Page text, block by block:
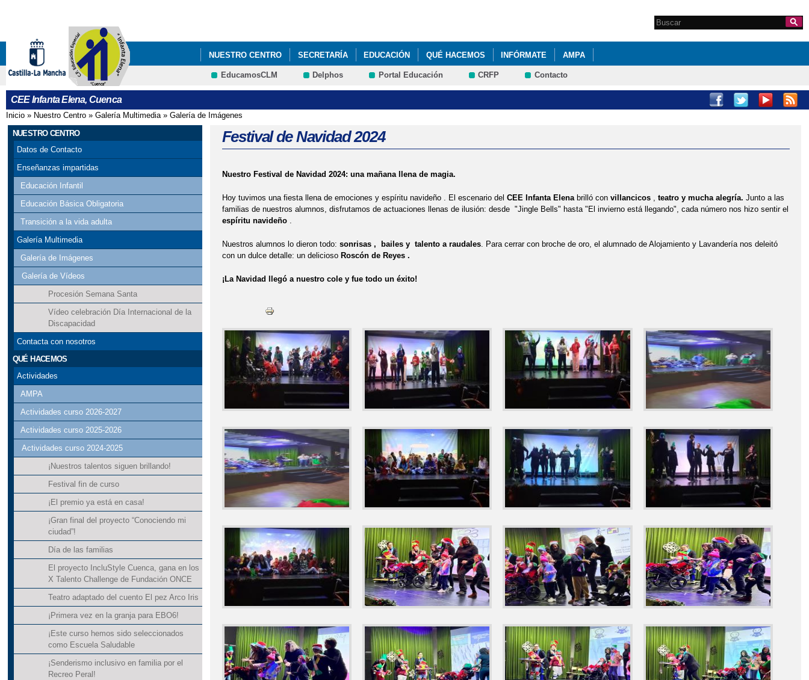
Formulario de
Search this site
NUESTRO CENTRO SECRETARÍA EDUCACIÓN QUÉ HACEMOS INFÓRMATE AMPA
EducamosCLM Delphos Portal Educación CRFP Contacto
CEE Infanta Elena, Cuenca
Se encuentra usted aquí
Inicio » Nuestro Centro » Galería Multimedia» Galería de Imágenes
NUESTRO CENTRO
Datos de Contacto
Enseñanzas impartidas
Educación Infantil
Educación Básica Obligatoria
Transición a la vida adulta
Galería Multimedia
Galería de Imágenes
Galería de Vídeos
Procesión Semana Santa
Vídeo celebración Día Internacional de la
Discapacidad
Contacta con nosotros
QUÉ HACEMOS
Actividades
AMPA
Actividades curso 2026-2027
Actividades curso 2025-2026
Actividades curso 2024-2025
¡Nuestros talentos siguen brillando!
Festival fin de curso
¡El premio ya está en casa!
¡Gran final del proyecto “Conociendo mi
ciudad”!
Día de las familias
El proyecto IncluStyle Cuenca, gana en los
X Talento Challenge de Fundación ONCE
Teatro adaptado del cuento El pez Arco Iris
¡Primera vez en la granja para EBO6!
¡Este curso hemos sido seleccionados
como Escuela Saludable
¡Senderismo inclusivo en familia por el
Recreo Peral!
Festival de Navidad 2024
Nuestro Festival de Navidad 2024: una mañana llena de magia.
Hoy tuvimos una fiesta llena de emociones y espíritu navideño . El escenario del CEE Infanta Elenabrilló convillancicos , teatro y mucha alegría. Junto a las
familias de nuestros alumnos, disfrutamos de actuaciones llenas de ilusión: desde "Jingle Bells" hasta "El invierno está llegando", cada número nos hizo sentir el
espíritu navideño.
Nuestros alumnos lo dieron todo: sonrisas , bailes y talento a raudales. Para cerrar con broche de oro, el alumnado de Alojamiento y Lavandería nos deleitó
con un dulce detalle: un delicioso Roscón de Reyes .
¡La Navidad llegó a nuestro cole y fue todo un éxito!